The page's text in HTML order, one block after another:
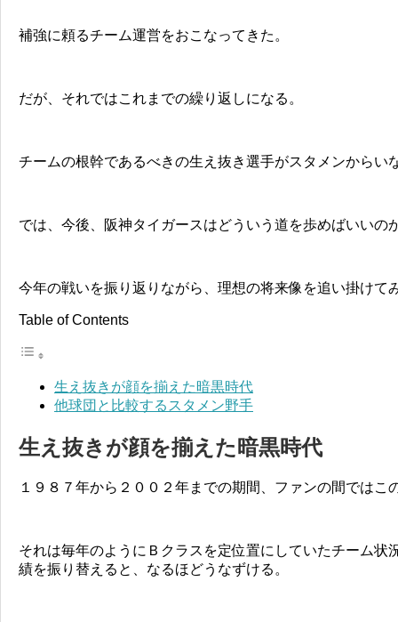
補強に頼るチーム運営をおこなってきた。
だが、それではこれまでの繰り返しになる。
チームの根幹であるべきの生え抜き選手がスタメンからい
では、今後、阪神タイガースはどういう道を歩めばいいの
今年の戦いを振り返りながら、理想の将来像を追い掛けて
Table of Contents
生え抜きが顔を揃えた暗黒時代
他球団と比較するスタメン野手
生え抜きが顔を揃えた暗黒時代
１９８７年から２００２年までの期間、ファンの間ではこ
それは毎年のようにＢクラスを定位置にしていたチーム状
績を振り替えると、なるほどうなずける。